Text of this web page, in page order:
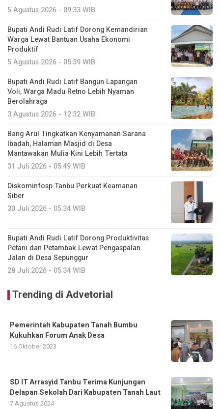
5 Agustus 2026 - 09:33 WIB
Bupati Andi Rudi Latif Dorong Kemandirian
Warga Lewat Bantuan Usaha Ekonomi
Produktif
5 Agustus 2026 - 05:39 WIB
Bupati Andi Rudi Latif Bangun Lapangan
Voli, Warga Madu Retno Lebih Nyaman
Berolahraga
3 Agustus 2026 - 12:32 WIB
Bang Arul Tingkatkan Kenyamanan Sarana
Ibadah, Halaman Masjid di Desa
Mantawakan Mulia Kini Lebih Tertata
31 Juli 2026 - 05:49 WIB
Diskominfosp Tanbu Perkuat Keamanan
Siber
30 Juli 2026 - 05:34 WIB
Bupati Andi Rudi Latif Dorong Produktivitas
Petani dan Petambak Lewat Pengaspalan
Jalan di Desa Sepunggur
28 Juli 2026 - 05:34 WIB
Trending di Advetorial
Pemerintah Kabupaten Tanah Bumbu
Kukuhkan Forum Anak Desa
16 Oktober 2023
SD IT Arrasyid Tanbu Terima Kunjungan
Delapan Sekolah Dari Kabupaten Tanah Laut
7 Agustus 2024